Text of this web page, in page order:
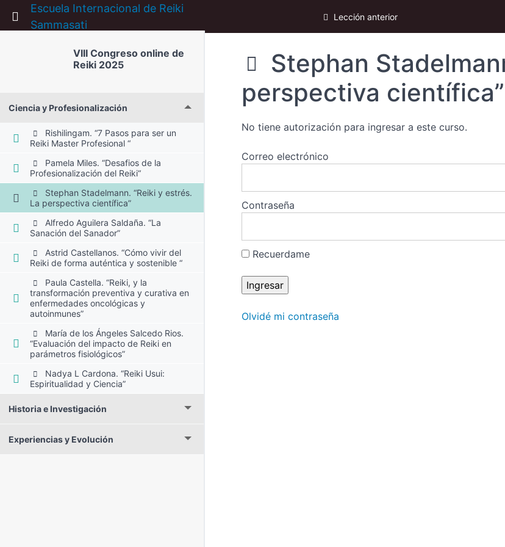
Return to course: VIII Congreso online de Reiki 2025
Escuela Internacional de Reiki
Sammasati
Lección anterior
VIII Congreso online de
Reiki 2025
Ciencia y Profesionalización
Rishilingam. “7 Pasos para ser un
Reiki Master Profesional “
Pamela Miles. “Desafios de la
Profesionalización del Reiki“
Stephan Stadelmann. “Reiki y estrés.
La perspectiva científica”
Alfredo Aguilera Saldaña. “La
Sanación del Sanador”
Astrid Castellanos. “Cómo vivir del
Reiki de forma auténtica y sostenible “
Paula Castella. “Reiki, y la
transformación preventiva y curativa en
enfermedades oncológicas y
autoinmunes”
María de los Ángeles Salcedo Rios.
“Evaluación del impacto de Reiki en
parámetros fisiológicos”
Nadya L Cardona. “Reiki Usui:
Espiritualidad y Ciencia”
Historia e Investigación
Experiencias y Evolución
Stephan
perspectiva científica”
No tiene autorización para ingresar a este curso.
Correo electrónico
Contraseña
Recuerdame
Olvidé mi contraseña